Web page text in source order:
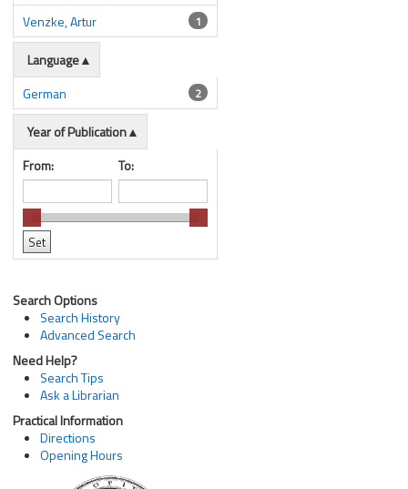
Venzke, Artur 1
Language
German
2
Year of Publication
From:
To:
Search Options
Search History
Advanced Search
Need Help?
Search Tips
Ask a Librarian
Practical Information
Directions
Opening Hours